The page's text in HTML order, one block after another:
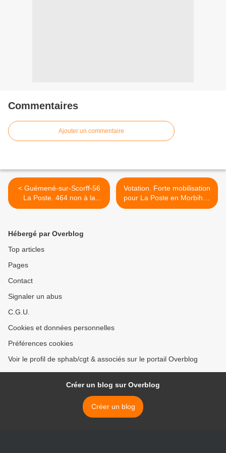
Commentaires
Ajouter un commentaire
< Guémené-sur-Scorff-56
La Poste. 464 non à la
privatisation
Votation. Forte mobilisation
pour La Poste en Morbihan
>
Hébergé par Overblog
Top articles
Pages
Contact
Signaler un abus
C.G.U.
Cookies et données personnelles
Préférences cookies
Voir le profil de sphab/cgt & associés sur le portail Overblog
Créer un blog sur Overblog
Créer un blog